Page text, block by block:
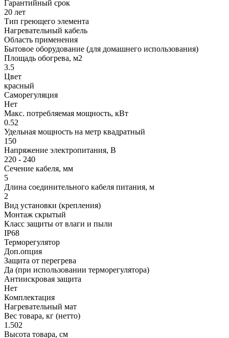
Гарантийный срок
20 лет
Тип греющего элемента
Нагревательный кабель
Область применения
Бытовое оборудование (для домашнего использования)
Площадь обогрева, м2
3.5
Цвет
красный
Саморегуляция
Нет
Макс. потребляемая мощность, кВт
0.52
Удельная мощность на метр квадратный
150
Напряжение электропитания, В
220 - 240
Сечение кабеля, мм
5
Длина соединительного кабеля питания, м
2
Вид установки (крепления)
Монтаж скрытый
Класс защиты от влаги и пыли
ІP68
Терморегулятор
Доп.опция
Защита от перегрева
Да (при использовании терморегулятора)
Антиискровая защита
Нет
Комплектация
Нагревательный мат
Вес товара, кг (нетто)
1.502
Высота товара, см